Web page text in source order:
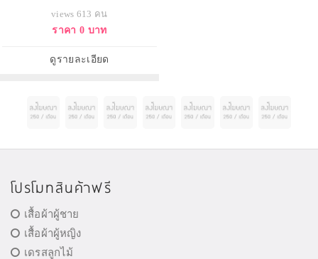
views 613 คน
ราคา 0 บาท
ดูรายละเอียด
โปรโมทสินค้าฟรี
เสื้อผ้าผู้ชาย
เสื้อผ้าผู้หญิง
เดรสลูกไม้